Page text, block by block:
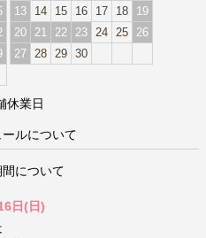
13
14 15 16 17 18
19
20
21 22 23 24 25
26
27 28 29 30
休業日
ルについて
について
日(日)